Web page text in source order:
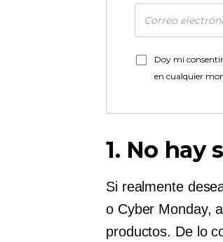
Doy mi
en cualquier
1. No hay
Si realmente
o Cyber ​​Monday,
productos. De lo